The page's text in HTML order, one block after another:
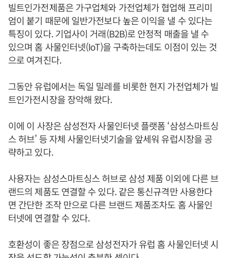
빌트인가전제품은 가구업체와 가전업체가 협업해 프리미
엄이 붙기 때문에 일반가전보다 높은 이익을 낼 수 있다는
특징이 있다. 기업사이 거래(B2B)로 안정적 매출을 낼 수
있으며 홈 사물인터넷(IoT)을 구축하는데도 이점이 있는 것
으로 여겨진다.
그동안 유럽에서는 독일 밀레를 비롯한 현지 가전업체가 빌
트인가전시장을 장악해 왔다.
이에 이 사장은 삼성전자 사물인터넷 플랫폼 ‘삼성스마트싱
스 허브’ 등 자체 사물인터넷기술을 앞세워 유럽시장을 공
략하고 있다.
사용자는 삼성스마트싱스 허브로 삼성 제품 이외에 다른 브
랜드의 제품도 연결할 수 있다. 같은 통신규격만 사용한다
면 간단한 조작 만으로 다른 브랜드 제품조차도 홈 사물인
터넷에 연결할 수 있다.
호환성이 좋은 장점으로 삼성전자가 유럽 홈 사물인터넷 시